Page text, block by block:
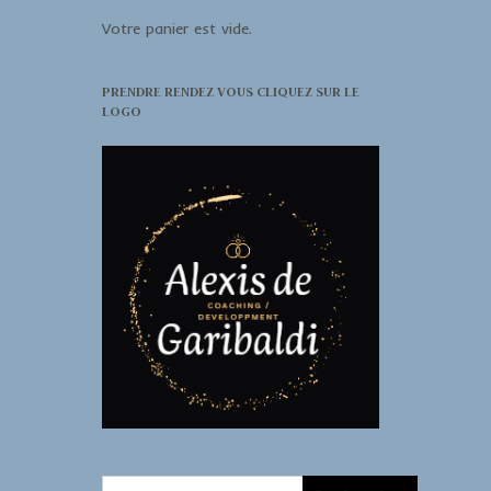
Votre panier est vide.
PRENDRE RENDEZ VOUS CLIQUEZ SUR LE
LOGO